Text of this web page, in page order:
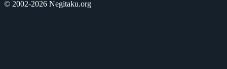
© 2002-2026 Negitaku.org